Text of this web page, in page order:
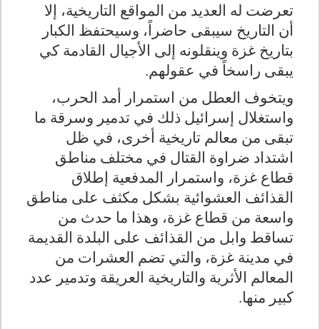
تعرضت له العديد من المواقع التاريخية، إلا
أن التاريخ سيبقى حاضراً، وسيحتفظ الكبار
بتاريخ غزة وينقلونه إلى الأجيال القادمة كي
يبقى راسخاً في عقولهم.
ويتخوف العطل من استمرار أمد الحرب،
واستغلال إسرائيل ذلك في تدمير وسرقة ما
تبقى من معالم تاريخية أخرى، في ظل
اشتداد ضراوة القتال في مختلف مناطق
قطاع غزة، واستمرار المدفعية إطلاق
القذائف العشوائية بشكل مكثف على مناطق
واسعة من قطاع غزة، وهذا ما حدث من
تساقط وابل من القذائف على البلدة القديمة
في مدينة غزة، والتي تضم العشرات من
المعالم الأثرية والتاريخية العريقة وتدمير عدد
كبير منها.